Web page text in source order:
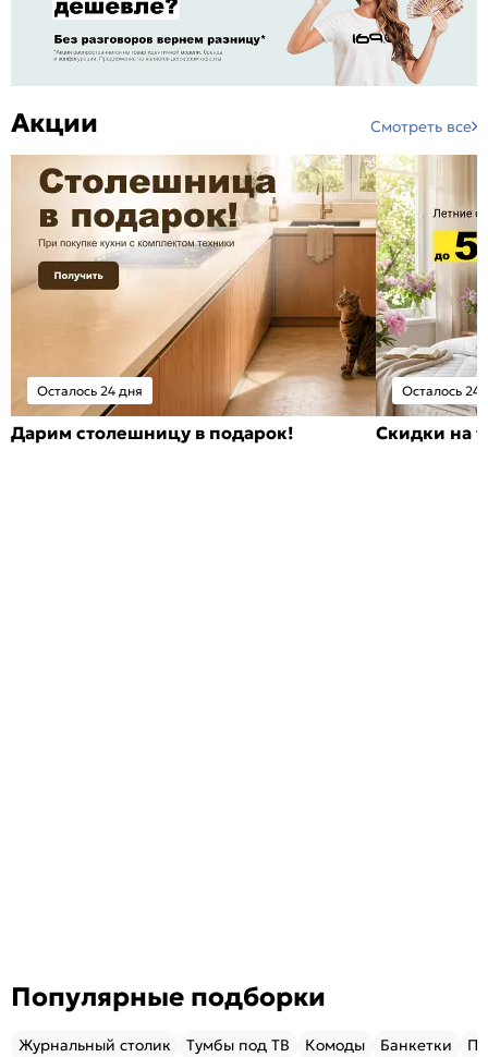
Акции Смотреть все
Осталось 24 дня
Дарим столешницу в подарок!
Осталось 24
Скидки на
Популярные подборки
Журнальный столик Тумбы под ТВ Комоды Банкетки